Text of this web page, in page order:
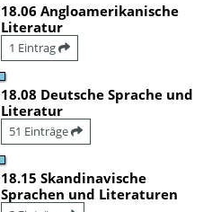
18.06 Angloamerikanische
Literatur
1 Eintrag
18.08 Deutsche Sprache und
Literatur
51 Einträge
18.15 Skandinavische
Sprachen und Literaturen